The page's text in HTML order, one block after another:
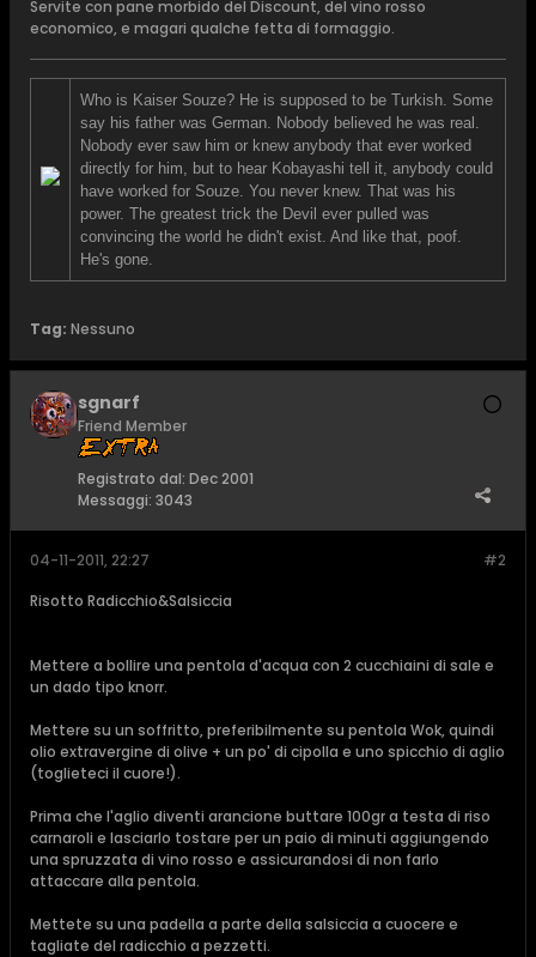
Servite con pane morbido del Discount, del vino rosso
economico, e magari qualche fetta di formaggio.
Who is Kaiser Souze? He is supposed to be Turkish. Some
say his father was German. Nobody believed he was real.
Nobody ever saw him or knew anybody that ever worked
directly for him, but to hear Kobayashi tell it, anybody could
have worked for Souze. You never knew. That was his
power. The greatest trick the Devil ever pulled was
convincing the world he didn't exist. And like that, poof.
He's gone.
Tag: Nessuno
sgnarf
Friend Member
Registrato dal: Dec 2001
Messaggi: 3043
#2
04-11-2011, 22:27
Risotto Radicchio&Salsiccia
Mettere a bollire una pentola d'acqua con 2 cucchiaini di sale e
un dado tipo knorr.
Mettere su un soffritto, preferibilmente su pentola Wok, quindi
olio extravergine di olive + un po' di cipolla e uno spicchio di aglio
(toglieteci il cuore!).
Prima che l'aglio diventi arancione buttare 100gr a testa di riso
carnaroli e lasciarlo tostare per un paio di minuti aggiungendo
una spruzzata di vino rosso e assicurandosi di non farlo
attaccare alla pentola.
Mettete su una padella a parte della salsiccia a cuocere e
tagliate del radicchio a pezzetti.